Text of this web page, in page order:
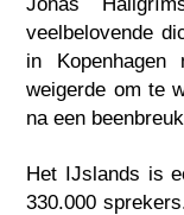
veelbelovende
in Kopenhagen
weigerde om te
na een
Het IJslands is
330.000